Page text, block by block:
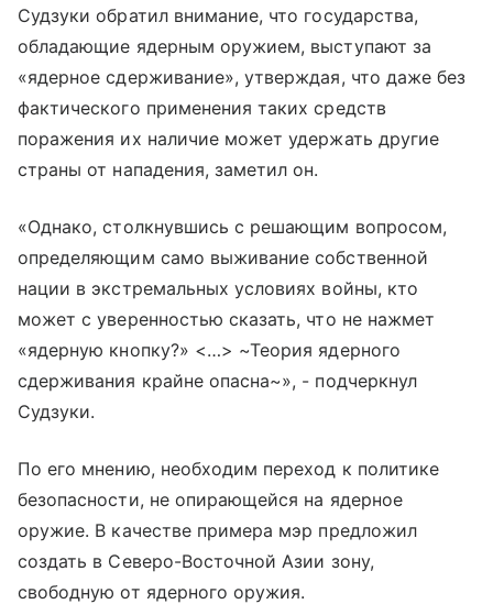
Судзуки обратил внимание, что государства,
обладающие ядерным оружием, выступают за
«ядерное сдерживание», утверждая, что даже без
фактического применения таких средств
поражения их наличие может удержать другие
страны от нападения, заметил он.
«Однако, столкнувшись с решающим вопросом,
определяющим само выживание собственной
нации в экстремальных условиях войны, кто
может с уверенностью сказать, что не нажмет
«ядерную кнопку?» <…> ~Теория ядерного
сдерживания крайне опасна~», - подчеркнул
Судзуки.
По его мнению, необходим переход к политике
безопасности, не опирающейся на ядерное
оружие. В качестве примера мэр предложил
создать в Северо-Восточной Азии зону,
свободную от ядерного оружия.